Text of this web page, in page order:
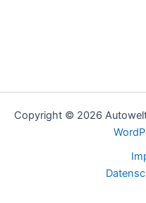
Copyright © 2026